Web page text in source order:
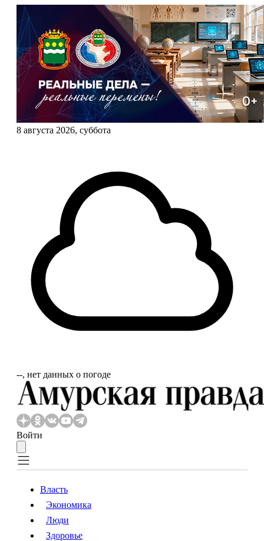
8 августа 2026, суббота
‐‐, нет данных о погоде
Войти
Власть
Власть
Экономика
Люди
Здоровье